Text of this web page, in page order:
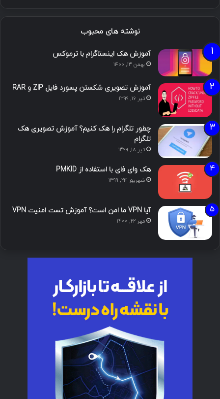
نوشته های محبوب
آموزش هک اینستاگرام با ترموکس
بهمن ۱۳, ۱۴۰۰
آموزش تصویری شکستن پسورد فایل ZIP و RAR
تیر ۱۶, ۱۳۹۹
چطور تلگرام را هک کنیم؟ آموزش تصویری هک
تلگرام
تیر ۱۸, ۱۳۹۹
هک وای فای با استفاده از PMKID
شهریور ۲۴, ۱۳۹۹
آیا VPN ما امن است؟ آموزش تست امنیت VPN
مهر ۲۲, ۱۴۰۰